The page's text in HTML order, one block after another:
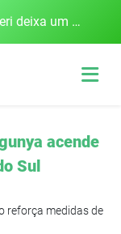
Colisão frontal na BR-386 em Seberi deixa um morto e quatro feridos
acende
Sul
reforça medidas de